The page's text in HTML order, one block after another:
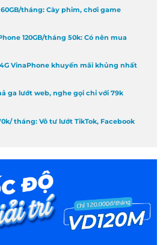
tháng: Cày phim, chơi game
120GB/tháng 50k: Có nên mua
VinaPhone khuyến mãi khủng nhất
ga lướt web, nghe gọi chỉ với 79k
tháng: Vô tư lướt TikTok, Facebook